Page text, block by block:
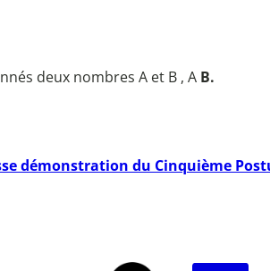
deux nombres A et B , A B.
démonstration du Cinquième